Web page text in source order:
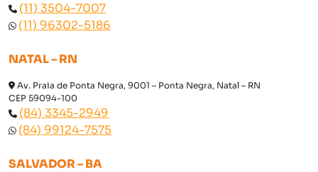
(11) 3504-7007
(11) 96302-5186
NATAL – RN
Av. Praia de Ponta Negra, 9001 – Ponta Negra, Natal – RN
CEP 59094-100
(84) 3345-2949
(84) 99124-7575
SALVADOR – BA